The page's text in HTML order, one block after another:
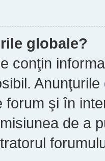
globale?
conţin
forum şi în
de a